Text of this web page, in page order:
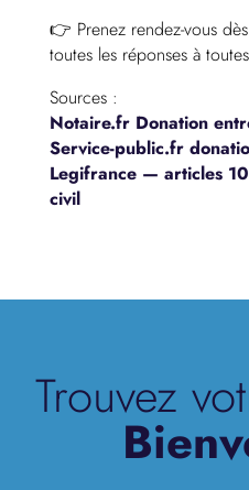
👉 Prenez rendez-vous
toutes les réponses à
Sources :
Notaire.fr Donation
Service-public.fr
Legifrance — articles
civil
Trouvez